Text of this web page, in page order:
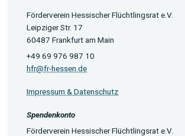
Förderverein Hessischer Flüchtlingsrat e.V.
Leipziger Str. 17
60487 Frankfurt am Main
+49 69 976 987 10
hfr@fr-hessen.de
Impressum & Datenschutz
Spendenkonto
Förderverein Hessischer Flüchtlingsrat e.V.